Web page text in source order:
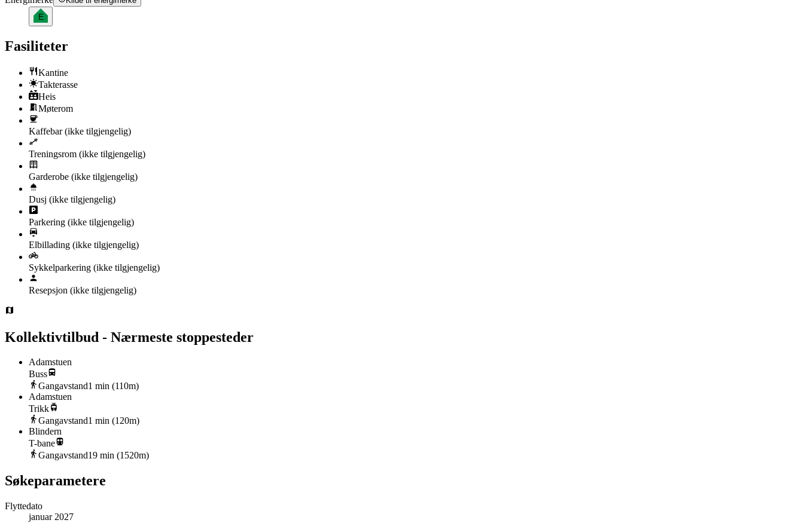
E
Fasiliteter
Kantine
Takterasse
Heis
Møterom
Kaffebar(ikke tilgjengelig)
Treningsrom (ikke tilgjengelig)
Garderobe (ikke tilgjengelig)
Dusj (ikke tilgjengelig)
Parkering (ikke tilgjengelig)
Elbillading (ikke tilgjengelig)
Sykkelparkering (ikke tilgjengelig)
Resepsjon (ikke tilgjengelig)
Kollektivtilbud - Nærmeste stoppesteder
Adamstuen
Buss
Gangavstand1 min (110m)
Adamstuen
Trikk
Gangavstand1 min (120m)
Blindern
T-bane
Gangavstand19 min (1520m)
Søkeparametere
Flyttedato
januar 2027